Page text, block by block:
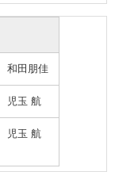
和田朋佳
児玉 航
児玉 航